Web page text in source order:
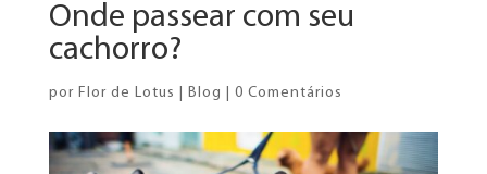
Onde passear com seu
cachorro?
por Flor de Lotus Blog 0 Comentários